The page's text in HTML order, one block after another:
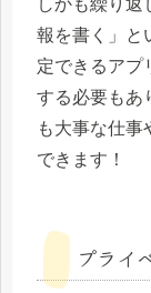
しかも繰り返
報を書く」と
定できるアプ
する必要もあ
も大事な仕事
できます！
プライ